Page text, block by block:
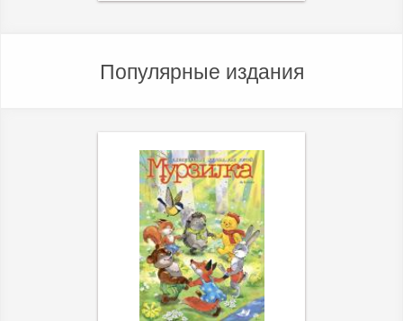
Популярные издания